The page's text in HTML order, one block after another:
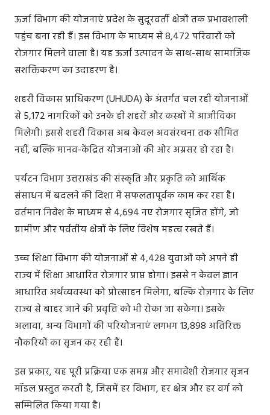
ऊर्जा विभाग की योजनाएं प्रदेश के सुदूरवर्ती क्षेत्रों तक प्रभावशाली
पहुंच बना रही हैं। इस विभाग के माध्यम से 8,472 परिवारों को
रोजगार मिलने वाला है। यह ऊर्जा उत्पादन के साथ-साथ सामाजिक
सशक्तिकरण का उदाहरण है।
शहरी विकास प्राधिकरण (UHUDA) के अंतर्गत चल रही योजनाओं
से 5,172 नागरिकों को उनके ही शहरों और कस्बों में आजीविका
मिलेगी। इससे शहरी विकास अब केवल अवसंरचना तक सीमित
नहीं, बल्कि मानव-केंद्रित योजनाओं की ओर अग्रसर हो रहा है।
पर्यटन विभाग उत्तराखंड की संस्कृति और प्रकृति को आर्थिक
संसाधन में बदलने की दिशा में सफलतापूर्वक काम कर रहा है।
वर्तमान निवेश के माध्यम से 4,694 नए रोजगार सृजित होंगे, जो
ग्रामीण और पर्वतीय क्षेत्रों के लिए विशेष महत्व रखते हैं।
उच्च शिक्षा विभाग की योजनाओं से 4,428 युवाओं को अपने ही
राज्य में शिक्षा आधारित रोजगार प्राप्त होगा। इससे न केवल ज्ञान
आधारित अर्थव्यवस्था को प्रोत्साहन मिलेगा, बल्कि रोज़गार के लिए
राज्य से बाहर जाने की प्रवृत्ति को भी रोका जा सकेगा। इसके
अलावा, अन्य विभागों की परियोजनाएं लगभग 13,898 अतिरिक्त
नौकरियों का सृजन कर रही हैं।
इस प्रकार, यह पूरी प्रक्रिया एक समग्र और समावेशी रोजगार सृजन
मॉडल प्रस्तुत करती है, जिसमें हर विभाग, हर क्षेत्र और हर वर्ग को
सम्मिलित किया गया है।